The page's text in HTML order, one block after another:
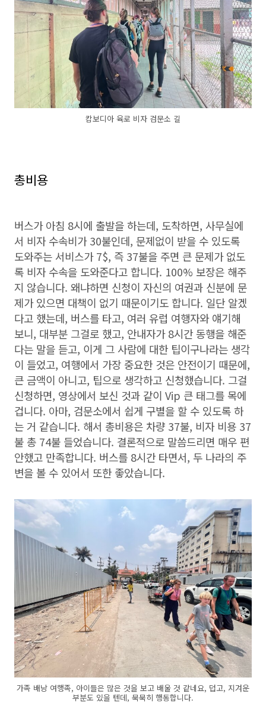
캄보디아 육로 비자 검문소 길
총비용
버스가 아침 8시에 출발을 하는데, 도착하면, 사무실에
서 비자 수속비가 30불인데, 문제없이 받을 수 있도록
도와주는 서비스가 7$, 즉 37불을 주면 큰 문제가 없도
록 비자 수속을 도와준다고 합니다. 100% 보장은 해주
지 않습니다. 왜냐하면 신청이 자신의 여권과 신분에 문
제가 있으면 대책이 없기 때문이기도 합니다. 일단 알겠
다고 했는데, 버스를 타고, 여러 유럽 여행자와 얘기해
보니, 대부분 그걸로 했고, 안내자가 8시간 동행을 해준
다는 말을 듣고, 이게 그 사람에 대한 팁이구나라는 생각
이 들었고, 여행에서 가장 중요한 것은 안전이기 때문에,
큰 금액이 아니고, 팁으로 생각하고 신청했습니다. 그걸
신청하면, 영상에서 보신 것과 같이 Vip 큰 태그를 목에
겁니다. 아마, 검문소에서 쉽게 구별을 할 수 있도록 하
는 거 같습니다. 해서 총비용은 차량 37불, 비자 비용 37
불 총 74불 들었습니다. 결론적으로 말씀드리면 매우 편
안했고 만족합니다. 버스를 8시간 타면서, 두 나라의 주
변을 볼 수 있어서 또한 좋았습니다.
가족 배낭 여행족, 아이들은 많은 것을 보고 배울 것 같네요, 덥고, 지겨운
부분도 있을 텐데, 묵묵히 행동합니다.